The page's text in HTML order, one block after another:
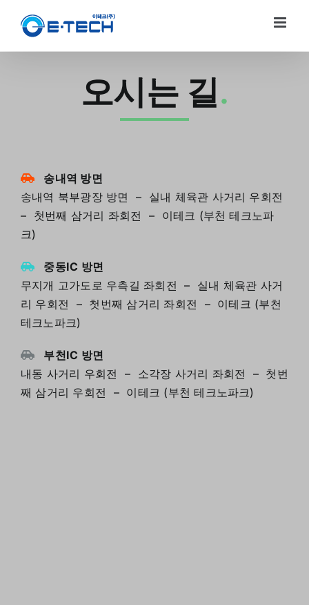
오시는 길.
송내역 방면
송내역 북부광장 방면 – 실내 체육관 사거리 우회전
– 첫번째 삼거리 좌회전 – 이테크 (부천 테크노파
크)
중동IC 방면
무지개 고가도로 우측길 좌회전 – 실내 체육관 사거
리 우회전 – 첫번째 삼거리 좌회전 – 이테크 (부천
테크노파크)
부천IC 방면
내동 사거리 우회전 – 소각장 사거리 좌회전 – 첫번
째 삼거리 우회전 – 이테크 (부천 테크노파크)